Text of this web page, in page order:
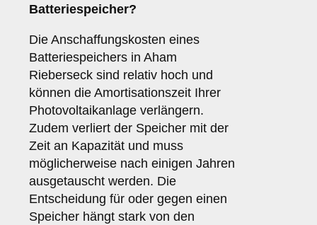
Batteriespeicher?
Die Anschaffungskosten eines
Batteriespeichers in Aham
Rieberseck sind relativ hoch und
können die Amortisationszeit Ihrer
Photovoltaikanlage verlängern.
Zudem verliert der Speicher mit der
Zeit an Kapazität und muss
möglicherweise nach einigen Jahren
ausgetauscht werden. Die
Entscheidung für oder gegen einen
Speicher hängt stark von den